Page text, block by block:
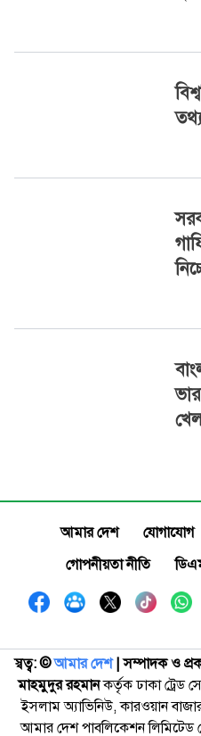
আমার দেশ যোগাযোগ
গোপনীয়তা নীতি
স্বত্ব: ©️আমার দেশ| সম্পাদক ও
মাহমুদুর রহমানকর্তৃক ঢাকা ট্রেড
ইসলাম অ্যাভিনিউ, কারওয়ান
আমার দেশ পাবলিকেশন